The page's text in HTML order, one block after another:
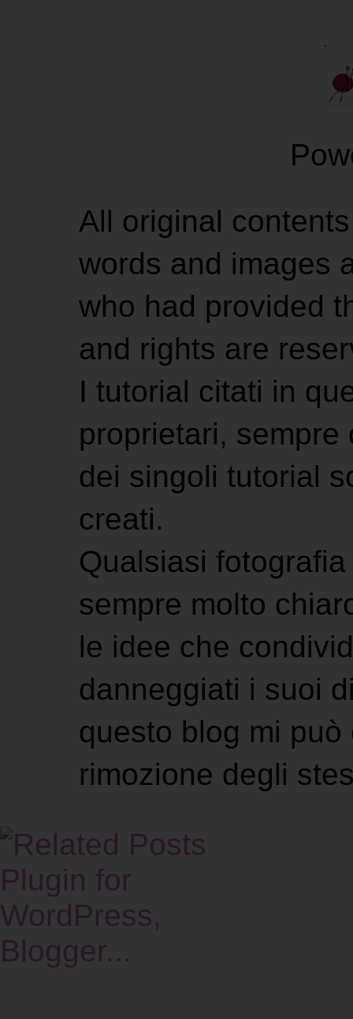
.
All original
words and images
who had provided
and rights are
I tutorial citati in
proprietari,
dei singoli tutorial
creati.
Qualsiasi
sempre molto
le idee che
danneggiati i suoi
questo blog mi
rimozione degli